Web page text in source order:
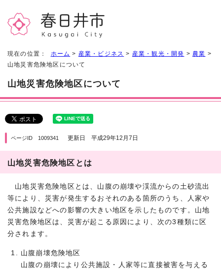
現在の位置： ホーム > 産業・ビジネス > 産業・観光・開発 > 農業 >
山地災害危険地区について
山地災害危険地区について
ページID 1009341 更新日 平成29年12月7日
山地災害危険地区とは
山地災害危険地区とは、山腹の崩壊や渓流からの土砂流出
等により、災害が発生するおそれのある箇所のうち、人家や
公共施設などへの影響の大きい地区を示したものです。山地
災害危険地区は、災害が起こる原因により、次の3種類に区
分されます。
山腹崩壊危険地区
山腹の崩壊により公共施設・人家等に直接被害を与える